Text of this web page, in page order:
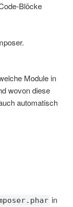
Blöcke
Module in
wovon diese
automatisch
in